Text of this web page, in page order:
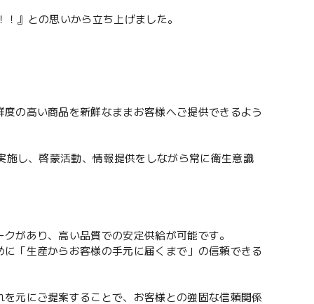
』との思いから立ち上げました。
の高い商品を新鮮なままお客様へご提供できるよう
施し、啓蒙活動、情報提供をしながら常に衛生意識
があり、高い品質での安定供給が可能です。
「生産からお客様の手元に届くまで」の信頼できる
元にご提案することで、お客様との強固な信頼関係